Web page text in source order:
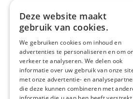
Opdracht
Opdrachten
Actueel
Over ons
Deze website maakt
gebruik van cookies.
We gebruiken cookies om inhoud en
advertenties te personaliseren en om
verkeer te analyseren. We delen ook
informatie over uw gebruik van onze
met onze advertentie- en
die deze kunnen combineren met